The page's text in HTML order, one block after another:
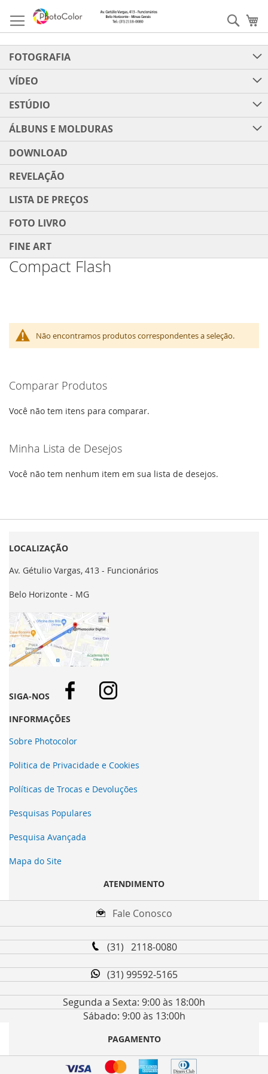
para
o
FOTOGRAFIA
VÍDEO
ESTÚDIO
ÁLBUNS E MOLDURAS
DOWNLOAD
REVELAÇÃO
LISTA DE PREÇOS
FOTO LIVRO
FINE ART
Compact Flash
Não encontramos produtos correspondentes a seleção.
Comparar Produtos
Você não tem itens para comparar.
Minha Lista de Desejos
Você não tem nenhum item em sua lista de desejos.
LOCALIZAÇÃO
Av. Gétulio Vargas, 413 - Funcionários
Belo Horizonte - MG
SIGA-NOS
INFORMAÇÕES
Sobre Photocolor
Politica de Privacidade e Cookies
Políticas de Trocas e Devoluções
Pesquisas Populares
Pesquisa Avançada
Mapa do Site
ATENDIMENTO
Fale Conosco
(31) 2118-0080
(31) 99592-5165
Segunda a Sexta: 9:00 às 18:00h
Sábado: 9:00 às 13:00h
PAGAMENTO